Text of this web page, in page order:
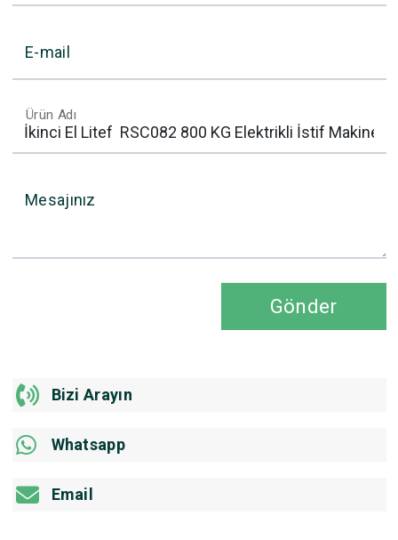
E-mail
Ürün Adı
Mesajınız
Gönder
Bizi Arayın
Whatsapp
Email